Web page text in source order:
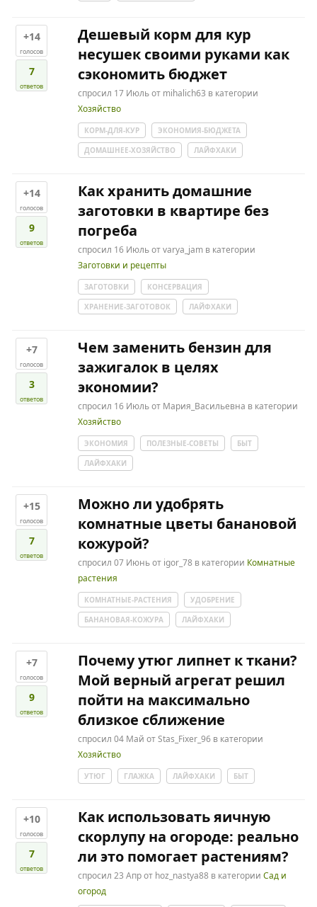
+14
голосов
7
ответов
Дешевый корм для кур
несушек своими руками как
сэкономить бюджет
спросил 17 Июльот mihalich63 в категории
Хозяйство
КОРМ-ДЛЯ-КУР
ЭКОНОМИЯ-БЮДЖЕТА
ДОМАШНЕЕ-ХОЗЯЙСТВО
ЛАЙФХАКИ
+14
голосов
9
ответов
Как хранить домашние
заготовки в квартире без
погреба
спросил 16 Июльотvarya_jam в категории
Заготовки и рецепты
ЗАГОТОВКИ
КОНСЕРВАЦИЯ
ХРАНЕНИЕ-ЗАГОТОВОК
ЛАЙФХАКИ
+7
голосов
3
ответов
Чем заменить бензин для
зажигалок в целях
экономии?
спросил 16 Июльот Мария_Васильевна в категории
Хозяйство
ЭКОНОМИЯ ПОЛЕЗНЫЕ-СОВЕТЫ
БЫТ
ЛАЙФХАКИ
+15
голосов
7
ответов
Можно ли удобрять
комнатные цветы банановой
кожурой?
спросил 07 Июньот igor_78 в категории Комнатные
растения
КОМНАТНЫЕ-РАСТЕНИЯ
УДОБРЕНИЕ
БАНАНОВАЯ-КОЖУРА
ЛАЙФХАКИ
+7
голосов
9
ответов
Почему утюг липнет к ткани?
Мой верный агрегат решил
пойти на максимально
близкое сближение
спросил 04 Май отStas_Fixer_96 в категории
Хозяйство
УТЮГ ГЛАЖКА ЛАЙФХАКИ БЫТ
+10
голосов
7
ответов
Как использовать яичную
скорлупу на огороде: реально
ли это помогает растениям?
спросил 23 Апрот hoz_nastya88 в категорииСад и
огород